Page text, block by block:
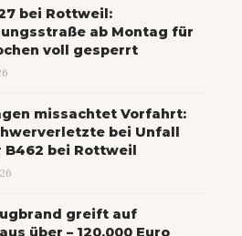
bei Rottweil:
ab Montag für
voll gesperrt
missachtet Vorfahrt:
bei Unfall
B462 bei Rottweil
greift auf
über – 120.000 Euro